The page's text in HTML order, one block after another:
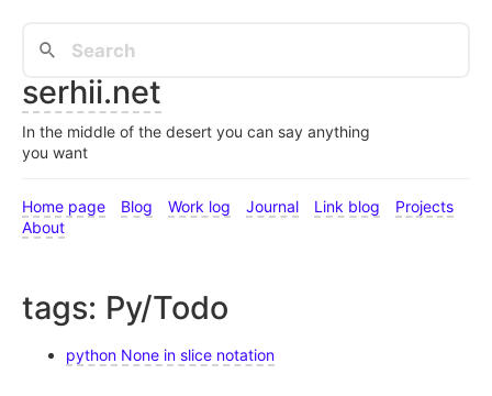
serhii.net
In the middle of the desert you can say anything
you want
Home page Blog Work log Journal Link blog
Projects
About
tags: Py/Todo
python None in slice notation